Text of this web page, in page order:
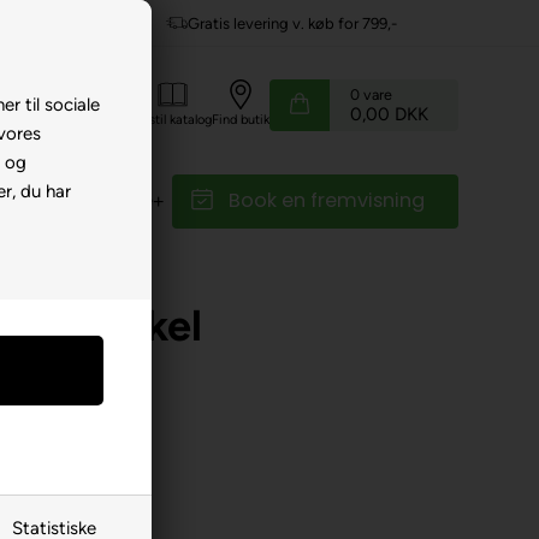
til sociale
og
du har
Statistiske
Gratis levering v. køb for 799,-
Bestil katalogFind butik
0 vare
0,00 DKK
Reservedele Book en fremvisning
Cykel